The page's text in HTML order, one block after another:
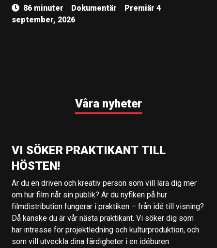
86 minuter Dokumentär
Premiär 4
september, 2026
Våra nyheter
VI SÖKER PRAKTIKANT TILL
HÖSTEN!
Är du en driven och kreativ person som vill lära dig mer
om hur film når sin publik? Är du nyfiken på hur
filmdistribution fungerar i praktiken – från idé till visning?
Då kanske du är vår nästa praktikant. Vi söker dig som
har intresse för projektledning och kulturproduktion, och
som vill utveckla dina färdigheter i en idéburen